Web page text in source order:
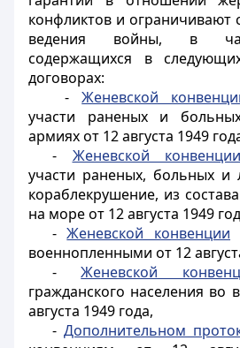
конфликтов и ограничивают
ведения войны, в
содержащихся в
договорах:
-Женевской
участи раненых и
армиях от 12 августа 1949
- Женевской конвенции
участи раненых, больных и
кораблекрушение, из
на море от 12 августа 1949
-Женевской конвенции
военнопленными от 12
-Женевской
гражданского населения во
августа 1949 года,
- Дополнительном